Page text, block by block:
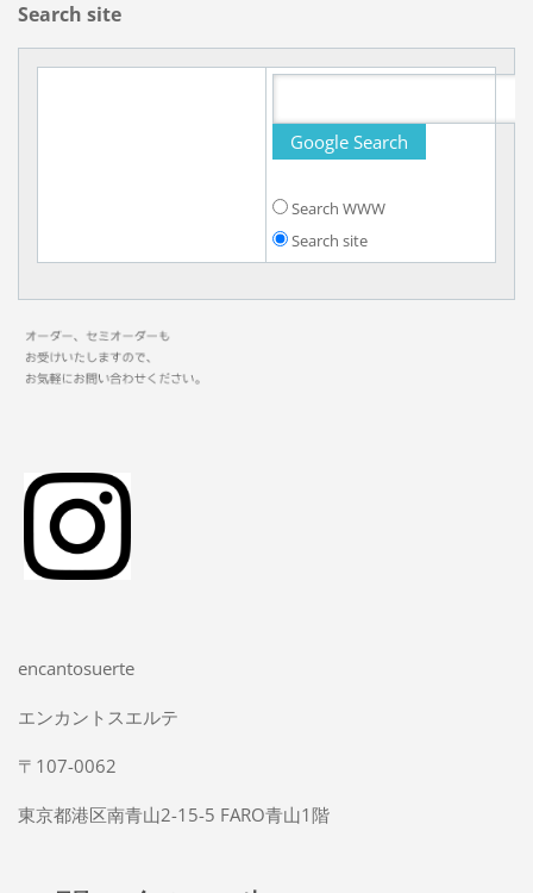
Search site
Search WWW
Search site
encantosuerte
エンカントスエルテ
〒107-0062
東京都港区南青山2-15-5 FARO青山1階